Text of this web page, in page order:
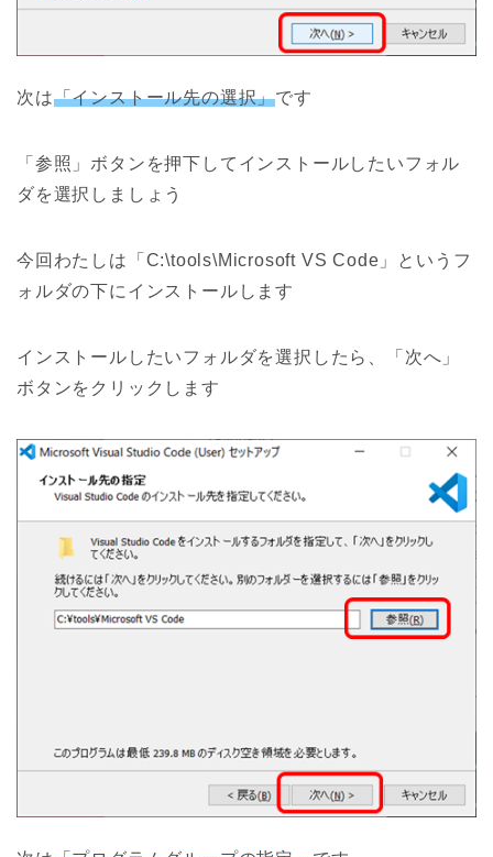
次は「インストール先の選択」です
「参照」ボタンを押下してインストールしたいフォル
ダを選択しましょう
今回わたしは「C:\tools\Microsoft VS Code」というフ
ォルダの下にインストールします
インストールしたいフォルダを選択したら、「次へ」
ボタンをクリックします